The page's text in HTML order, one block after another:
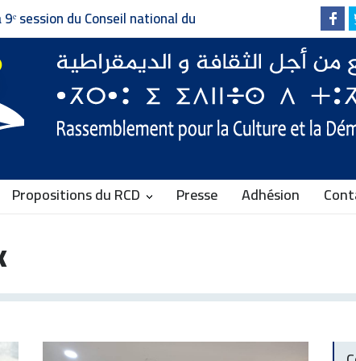
Invitation à la presse - دعوة إلى وسائل الإعلام Faire vivre le pluralisme,
Communiqué du RCD
Propositions du RCD Presse Adhésion